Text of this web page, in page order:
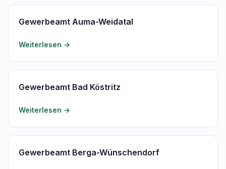
Gewerbeamt Auma-Weidatal
Weiterlesen →
Gewerbeamt Bad Köstritz
Weiterlesen →
Gewerbeamt Berga-Wünschendorf